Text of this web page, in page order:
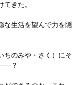
きた。
な生活を望んで力を隠
ちのみや・さく）にそ
――？